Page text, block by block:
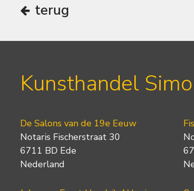
terug
Kunsthandel
De Salons van de 19e Eeuw
Notaris Fischerstraat 30
6711 BD Ede
Nederland